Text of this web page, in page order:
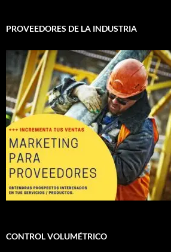
PROVEEDORES DE LA INDUSTRIA
CONTROL VOLUMÉTRICO